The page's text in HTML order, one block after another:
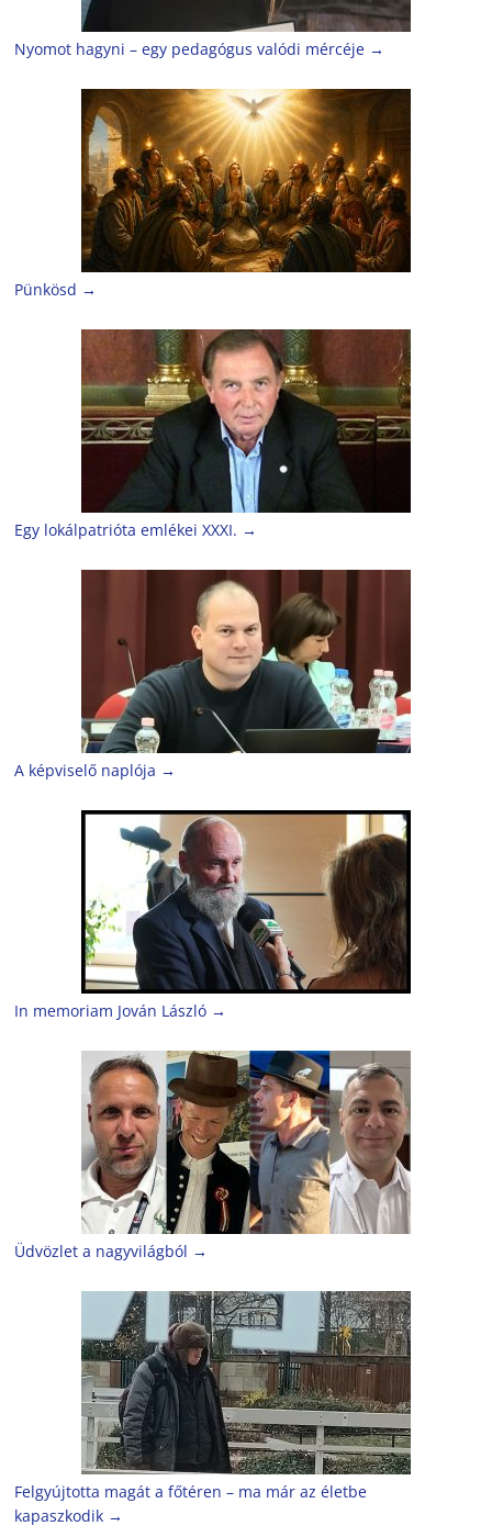
Nyomot hagyni – egy pedagógus valódi mércéje →
Pünkösd →
Egy lokálpatrióta emlékei XXXI. →
A képviselő naplója →
In memoriam Jován László →
Üdvözlet a nagyvilágból →
Felgyújtotta magát a főtéren – ma már az életbe
kapaszkodik →